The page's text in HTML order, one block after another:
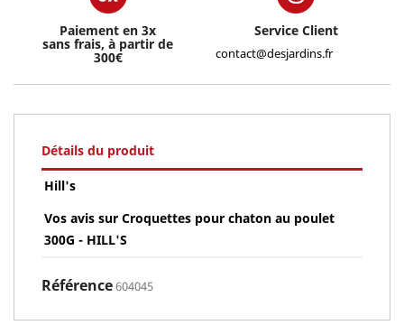
Paiement en 3x
sans frais, à partir de
300€
Service Client
contact@desjardins.fr
Détails du produit
Hill's
Vos avis sur Croquettes pour chaton au poulet
300G - HILL'S
Référence604045